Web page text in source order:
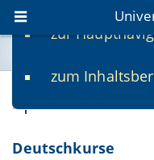
zur
zum
Sprachkurse
Deutschkurse